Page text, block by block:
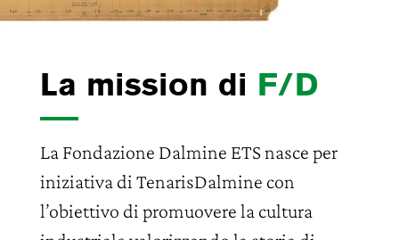
La mission di F/D
La Fondazione Dalmine ETS nasce per
iniziativa di TenarisDalmine con
l’obiettivo di promuovere la cultura